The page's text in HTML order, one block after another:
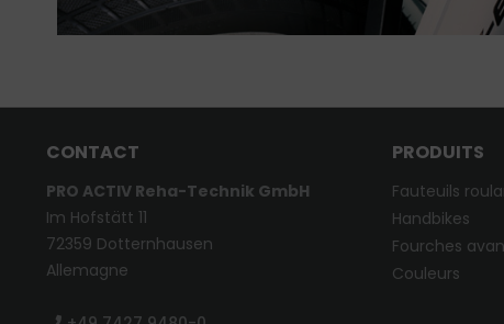
CONTACT
PRO ACTIV Reha-Technik GmbH
Im Hofstätt 11
72359 Dotternhausen
Allemagne
PRODUITS
Fauteuils
Handbikes
Fourches
Couleurs